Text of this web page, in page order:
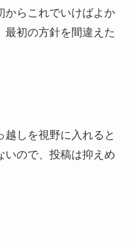
からこれでいけばよか
初の方針を間違えた
越しを視野に入れると
いので、投稿は抑えめ